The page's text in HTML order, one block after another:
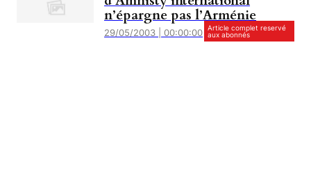
n’épargne pas l’Arménie
29/05/2003 | 00:00:00 Article complet reservé
aux abonnés